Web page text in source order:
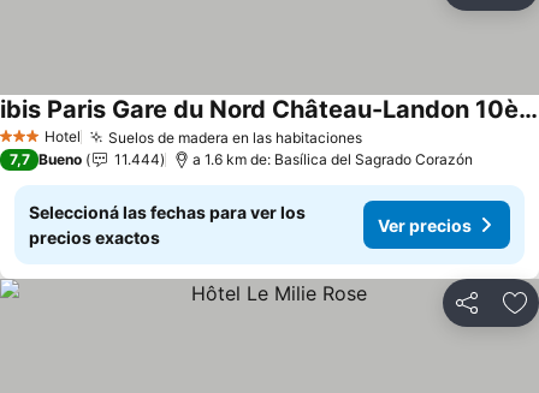
3 Estrellas
Hotel Suelos de madera en las habitaciones
ibis Paris Gare du Nord Château-Landon 10ème
7,7 Bueno 11.444 a 1.6 km de: Basílica del Sagrado Corazón
Seleccioná las fechas para ver los
precios exactos
Ver precios
Compartir